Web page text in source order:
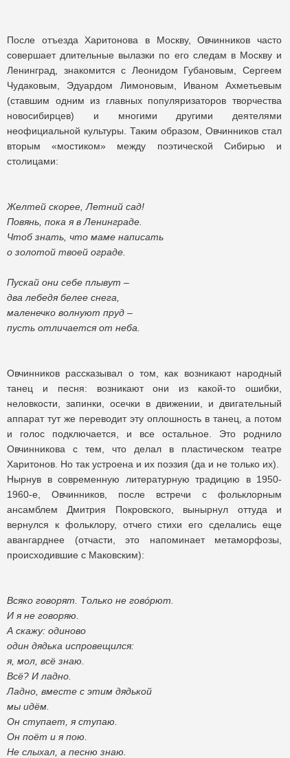
После отъезда Харитонова в Москву, Овчинников часто
совершает длительные вылазки по его следам в Москву и
Ленинград, знакомится с Леонидом Губановым, Сергеем
Чудаковым, Эдуардом Лимоновым, Иваном Ахметьевым
(ставшим одним из главных популяризаторов творчества
новосибирцев) и многими другими деятелями
неофициальной культуры. Таким образом, Овчинников стал
вторым «мостиком» между поэтической Сибирью и
столицами:
Желтей скорее, Летний сад!
Повянь, пока я в Ленинграде.
Чтоб знать, что маме написать
о золотой твоей ограде.
Пускай они себе плывут –
два лебедя белее снега,
маленечко волнуют пруд –
пусть отличается от неба.
Овчинников рассказывал о том, как возникают народный
танец и песня: возникают они из какой-то ошибки,
неловкости, запинки, осечки в движении, и двигательный
аппарат тут же переводит эту оплошность в танец, а потом
и голос подключается, и все остальное. Это роднило
Овчинникова с тем, что делал в пластическом театре
Харитонов. Но так устроена и их поэзия (да и не только их).
Нырнув в современную литературную традицию в 1950-
1960-е, Овчинников, после встречи с фольклорным
ансамблем Дмитрия Покровского, вынырнул оттуда и
вернулся к фольклору, отчего стихи его сделались еще
авангарднее (отчасти, это напоминает метаморфозы,
происходившие с Маковским):
Всяко говорят. Только не говóрют.
И я не говоряю.
А скажу: одиново
один дядька испровещился:
я, мол, всё знаю.
Всё? И ладно.
Ладно, вместе с этим дядькой
мы идём.
Он ступает, я ступаю.
Он поёт и я пою.
Не слыхал, а песню знаю.